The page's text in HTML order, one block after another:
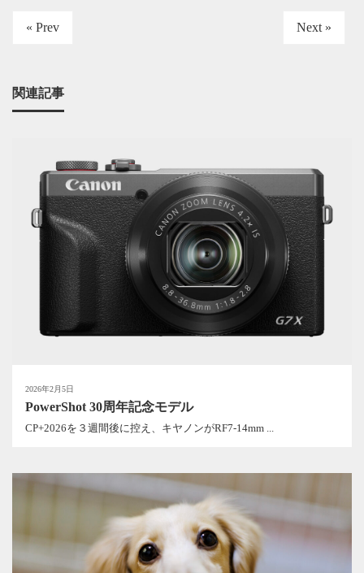
« Prev Next »
関連記事
2026年2月5日
PowerShot 30周年記念モデル
CP+2026を３週間後に控え、キヤノンがRF7-14mm ...